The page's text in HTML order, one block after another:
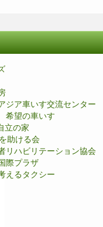
ジア車いす交流センター
希望の車いす
立の家
助ける会
リハビリテーション協会
際プラザ
えるタクシー